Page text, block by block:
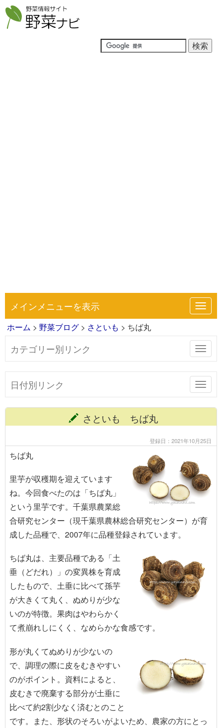
メインメニューを表示
ホーム > 野菜ブログ > さといも > ちば丸
カテゴリー別リンク
日付別リンク
さといも ちば丸
登録日：2021年10月25日
ちば丸
里芋が収穫期を迎えています
ね。今回食べたのは「ちば丸」
という里芋です。千葉県農業総
合研究センター（現千葉県農林総合研究センター）が育
成した品種で、2007年に品種登録されています。
ちば丸は、主要品種である「土
垂（どだれ）」の変異株を育成
したもので、土垂に比べて孫芋
が大きくて丸く、ぬめりが少な
いのが特徴。果肉はやわらかく
て煮崩れしにくく、なめらかな食感です。
形が丸くてぬめりが少ないの
で、調理の際に皮をむきやすい
のがポイント。資料によると、
皮むきで廃棄する部分が土垂に
比べて約2割少なく済むとのこと
です。また、形状のそろいがよいため、農家の方にとっ